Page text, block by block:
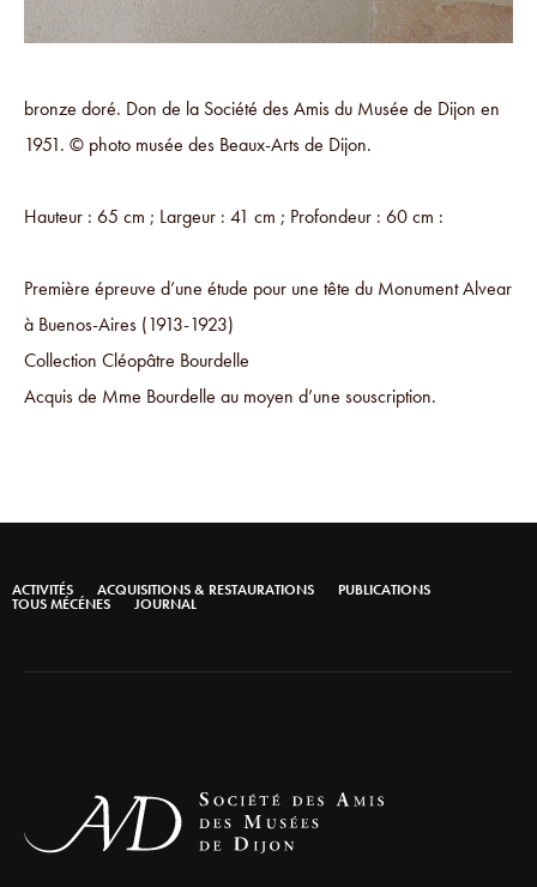
bronze doré. Don de la Société des Amis du Musée de Dijon en
1951. © photo musée des Beaux-Arts de Dijon.
Hauteur : 65 cm ; Largeur : 41 cm ; Profondeur : 60 cm :
Première épreuve d’une étude pour une tête du Monument Alvear
à Buenos-Aires (1913-1923)
Collection Cléopâtre Bourdelle
Acquis de Mme Bourdelle au moyen d’une souscription.
ACTIVITÉS ACQUISITIONS & RESTAURATIONS PUBLICATIONS
TOUS MÉCÉNES JOURNAL